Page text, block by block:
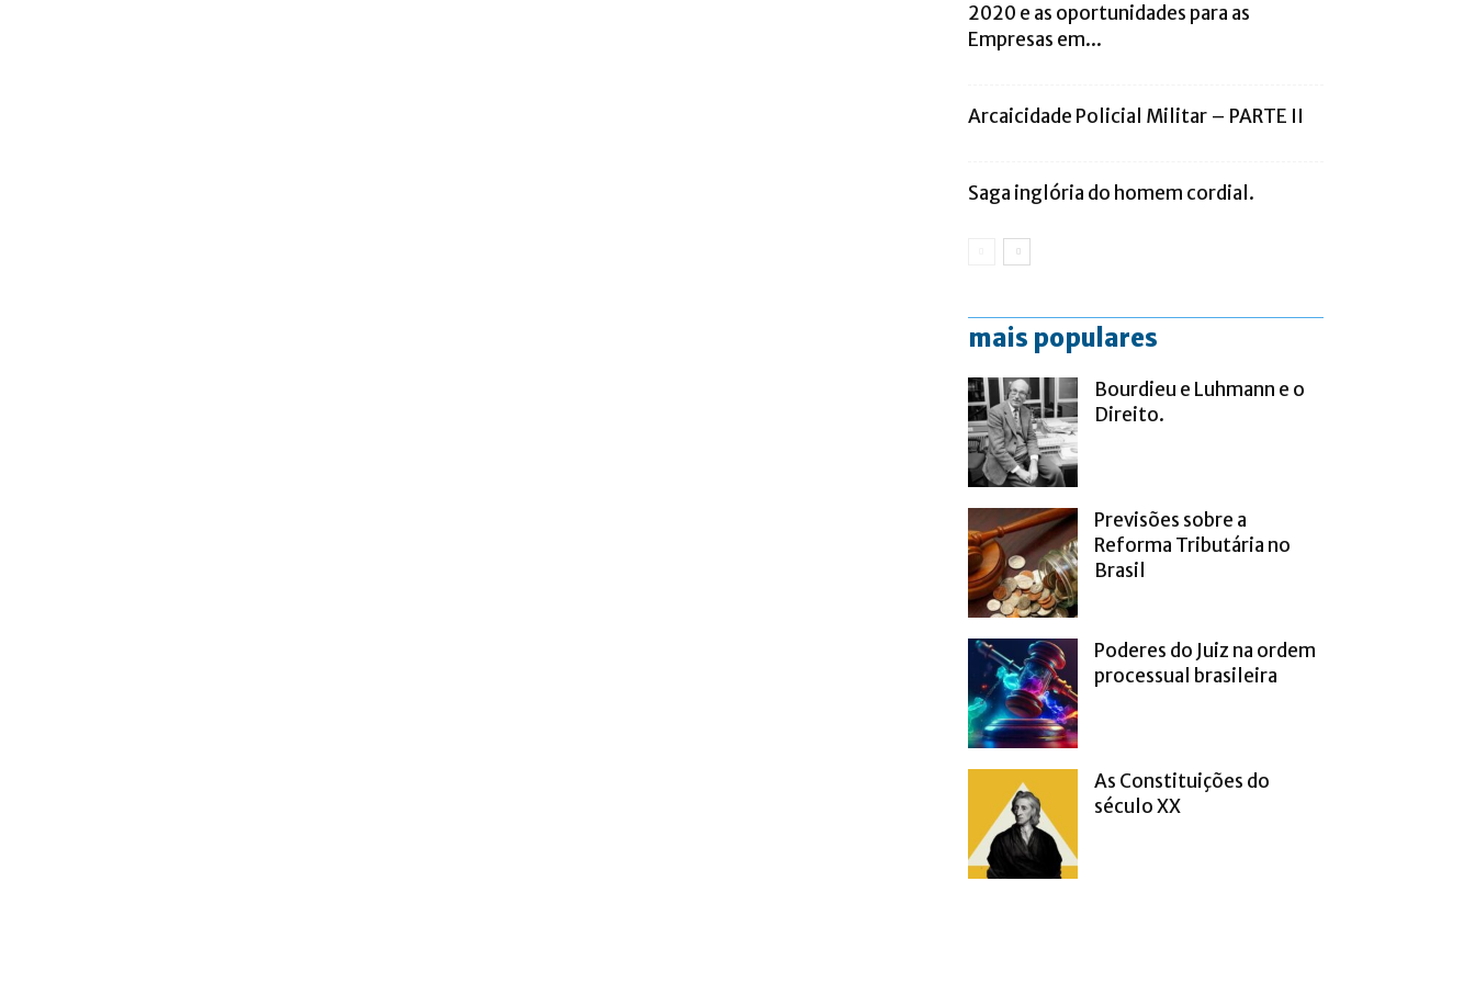
2020 e as oportunidades para as
Empresas em...
Arcaicidade Policial Militar – PARTE II
Saga inglória do homem cordial.
mais populares
Bourdieu e Luhmann e o
Direito.
Previsões sobre a
Reforma Tributária no
Brasil
Poderes do Juiz na ordem
processual brasileira
As Constituições do
século XX